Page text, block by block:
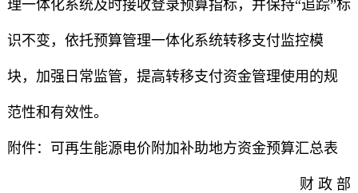
理一体化系统及时接收登录预算指标，并保持“追踪”标
识不变，依托预算管理一体化系统转移支付监控模
块，加强日常监管，提高转移支付资金管理使用的规
范性和有效性。
附件：可再生能源电价附加补助地方资金预算汇总表
财 政 部